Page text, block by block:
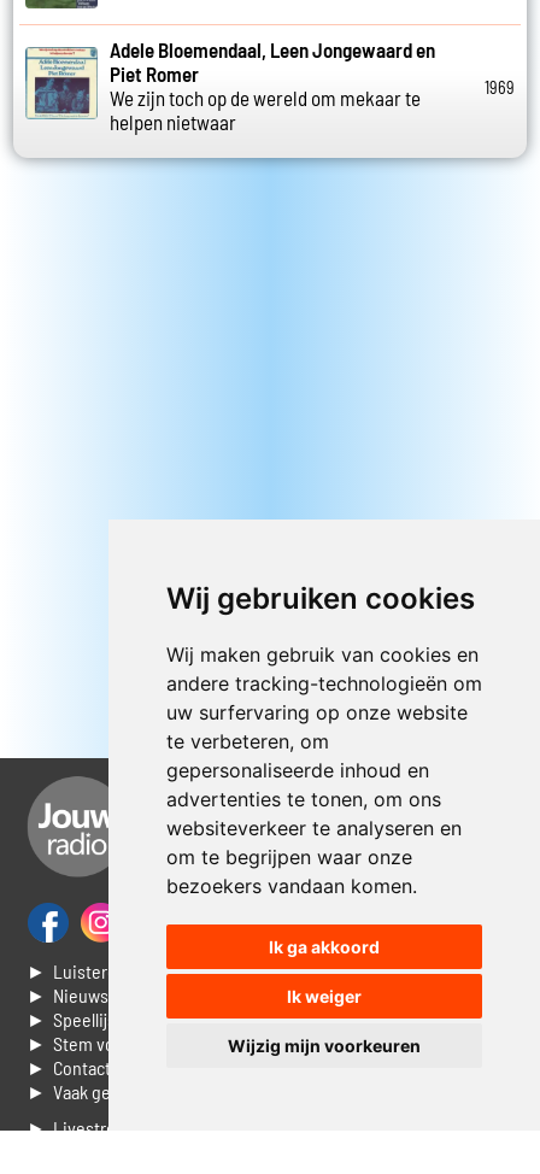
Wij gebruiken cookies
Wij maken gebruik van cookies en
andere tracking-technologieën om
uw surfervaring op onze website
te verbeteren, om
gepersonaliseerde inhoud en
advertenties te tonen, om ons
websiteverkeer te analyseren en
om te begrijpen waar onze
bezoekers vandaan komen.
Ik ga akkoord
Ik weiger
Wijzig mijn voorkeuren
Adele Bloemendaal, Leen Jongewaard en
Piet Romer
We zijn toch op de wereld om mekaar te
helpen nietwaar
1969
► Luisteren naar Jouwradio
► Nieuws
► Speellijst
► Stem voor de Dag top 3
► Contacteer ons
► Vaak gestelde vragen
► Livestream informatie